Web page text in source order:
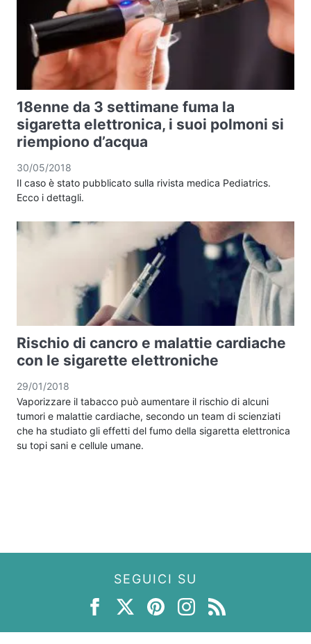
18enne da 3 settimane fuma la
sigaretta elettronica, i suoi polmoni si
riempiono d’acqua
30/05/2018
Il caso è stato pubblicato sulla rivista medica Pediatrics.
Ecco i dettagli.
Rischio di cancro e malattie cardiache
con le sigarette elettroniche
29/01/2018
Vaporizzare il tabacco può aumentare il rischio di alcuni
tumori e malattie cardiache, secondo un team di scienziati
che ha studiato gli effetti del fumo della sigaretta elettronica
su topi sani e cellule umane.
SEGUICI SU